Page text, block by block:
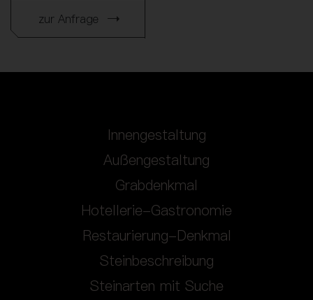
zur Anfrage
Innengestaltung
Außengestaltung
Grabdenkmal
Hotellerie-Gastronomie
Restaurierung-Denkmal
Steinbeschreibung
Steinarten mit Suche